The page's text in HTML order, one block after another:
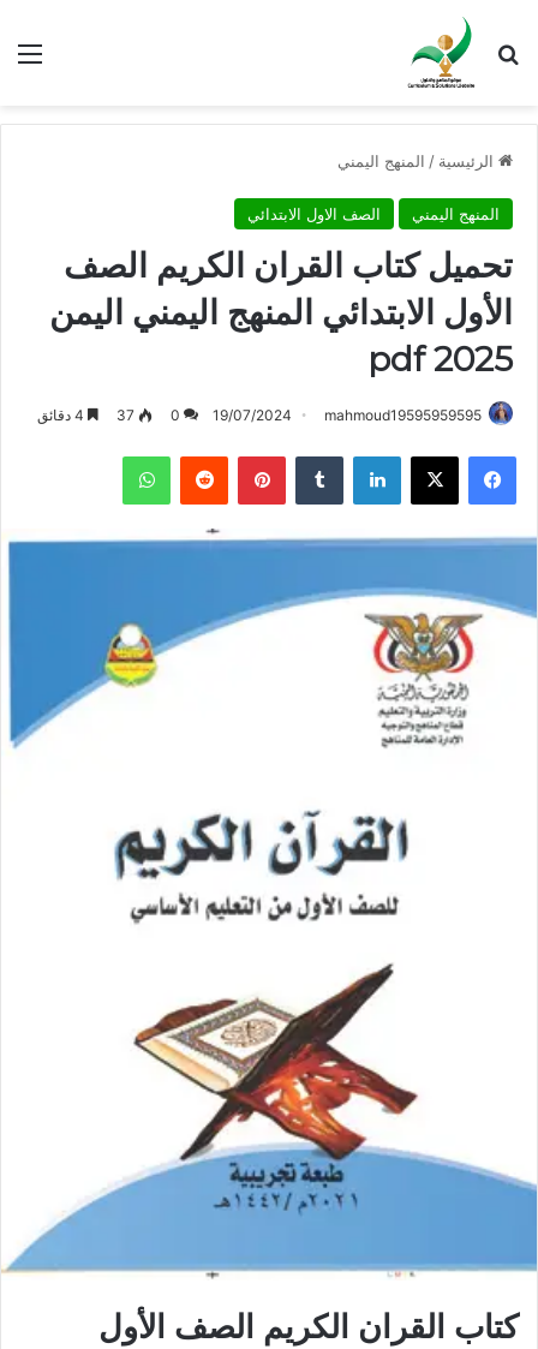
بحث عن
الرئيسية / المنهج اليمني
المنهج اليمني الصف الاول الابتدائي
تحميل كتاب القران الكريم الصف
الأول الابتدائي المنهج اليمني اليمن
2025 pdf
mahmoud19595959595
19/07/2024
0
37
فيسبوك X لينكدإن بينتيريست واتساب
كتاب القران الكريم الصف الأول